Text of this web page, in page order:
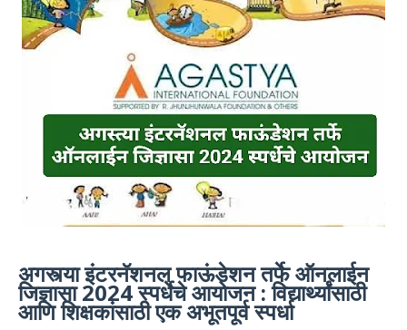
अगस्त्या इंटरनॅशनल फाऊंडेशन तर्फे ऑनलाईन
जिज्ञासा 2024 स्पर्धेचे आयोजन : विद्यार्थ्यांसाठी
आणि शिक्षकांसाठी एक अभूतपूर्व स्पर्धा